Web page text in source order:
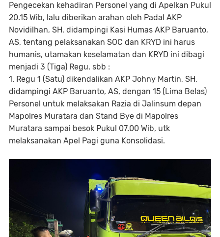
Pengecekan kehadiran Personel yang di Apelkan Pukul
20.15 Wib, lalu diberikan arahan oleh Padal AKP
Novidilhan, SH, didampingi Kasi Humas AKP Baruanto,
AS, tentang pelaksanakan SOC dan KRYD ini harus
humanis, utamakan keselamatan dan KRYD ini dibagi
menjadi 3 (Tiga) Regu, sbb :
1. Regu 1 (Satu) dikendalikan AKP Johny Martin, SH,
didampingi AKP Baruanto, AS, dengan 15 (Lima Belas)
Personel untuk melaksakan Razia di Jalinsum depan
Mapolres Muratara dan Stand Bye di Mapolres
Muratara sampai besok Pukul 07.00 Wib, utk
melaksanakan Apel Pagi guna Konsolidasi.